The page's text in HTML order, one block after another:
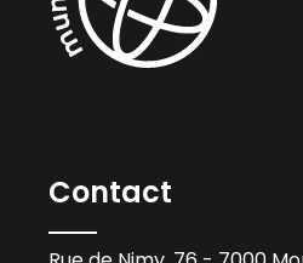
Contact